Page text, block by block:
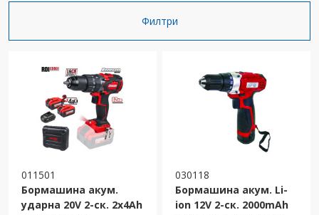
Филтри
011501
Бормашина акум.
ударна 20V 2-ск. 2x4Ah
030118
Бормашина акум. Li-
ion 12V 2-ск. 2000mAh